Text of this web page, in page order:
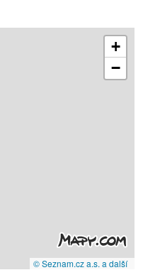
+
−
© Seznam.cz a.s. a další